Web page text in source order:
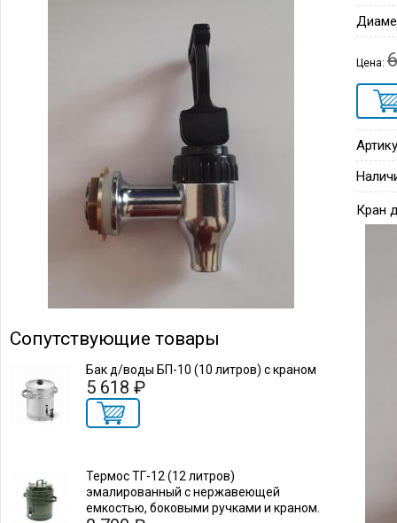
Сопутствующие товары
Бак д/воды БП-10 (10 литров) с краном
5 618 ₽
Термос ТГ-12 (12 литров)
эмалированный с нержавеющей
емкостью, боковыми ручками и краном.
Цена:
Кран